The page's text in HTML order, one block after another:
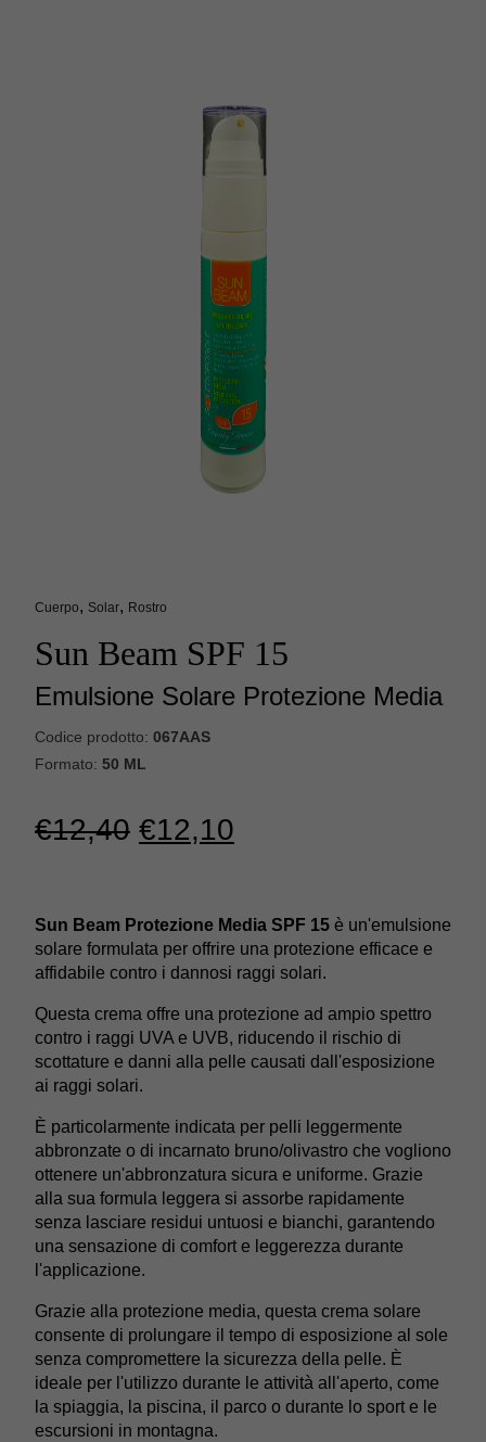
Cuerpo, Solar, Rostro
Sun Beam SPF 15
Emulsione Solare Protezione Media
Codice prodotto: 067AAS
Formato: 50 ML
€12,40 El
original
era:
€12,10
actual
es:
Sun Beam Protezione Media SPF 15 è un'emulsione
solare formulata per offrire una protezione efficace e
affidabile contro i dannosi raggi solari.
Questa crema offre una protezione ad ampio spettro
contro i raggi UVA e UVB, riducendo il rischio di
scottature e danni alla pelle causati dall'esposizione
ai raggi solari.
È particolarmente indicata per pelli leggermente
abbronzate o di incarnato bruno/olivastro che vogliono
ottenere un'abbronzatura sicura e uniforme. Grazie
alla sua formula leggera si assorbe rapidamente
senza lasciare residui untuosi e bianchi, garantendo
una sensazione di comfort e leggerezza durante
l'applicazione.
Grazie alla protezione media, questa crema solare
consente di prolungare il tempo di esposizione al sole
senza compromettere la sicurezza della pelle. È
ideale per l'utilizzo durante le attività all'aperto, come
la spiaggia, la piscina, il parco o durante lo sport e le
escursioni in montagna.